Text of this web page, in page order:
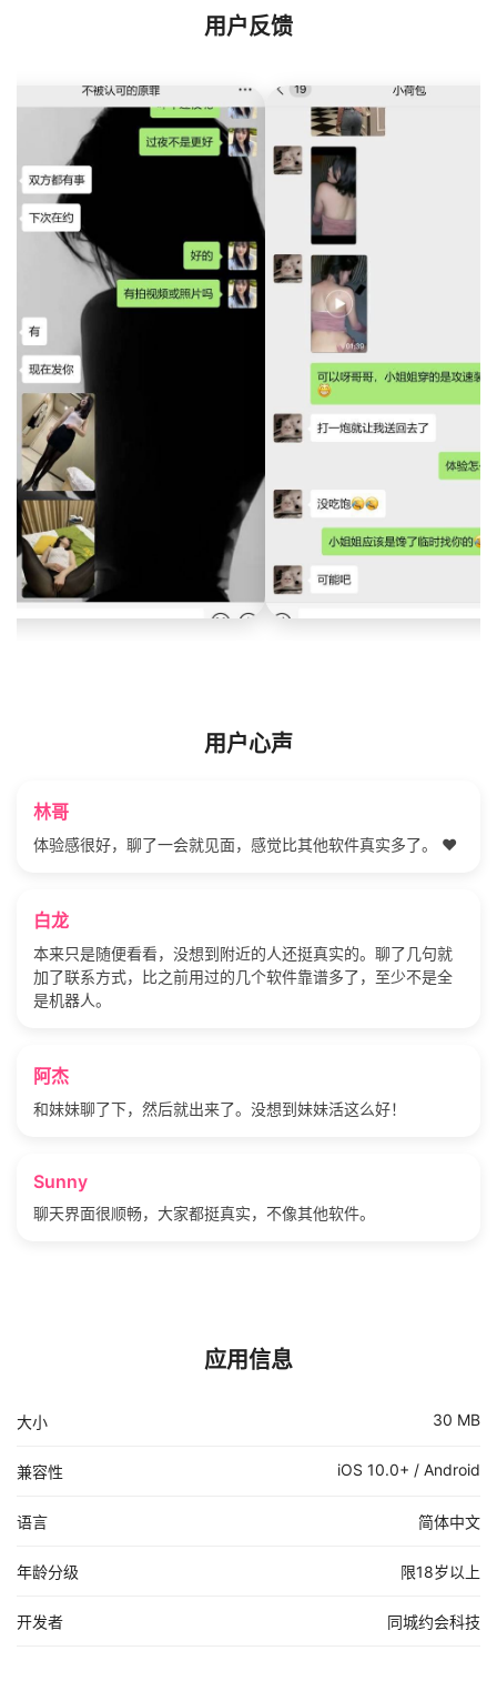
用户反馈
用户心声
林哥
体验感很好，聊了一会就见面，感觉比其他软件真实多了。 ❤️
白龙
本来只是随便看看，没想到附近的人还挺真实的。聊了几句就
加了联系方式，比之前用过的几个软件靠谱多了，至少不是全
是机器人。
阿杰
和妹妹聊了下，然后就出来了。没想到妹妹活这么好！
Sunny
聊天界面很顺畅，大家都挺真实，不像其他软件。
应用信息
大小 30 MB
兼容性 iOS 10.0+ / Android
语言 简体中文
年龄分级 限18岁以上
开发者 同城约会科技